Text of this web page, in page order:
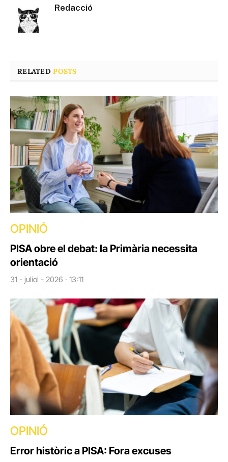
Redacció
RELATEDPOSTS
OPINIÓ
PISA obre el debat: la Primària necessita
orientació
31 - juliol - 2026 · 13:11
OPINIÓ
Error històric a PISA: Fora excuses